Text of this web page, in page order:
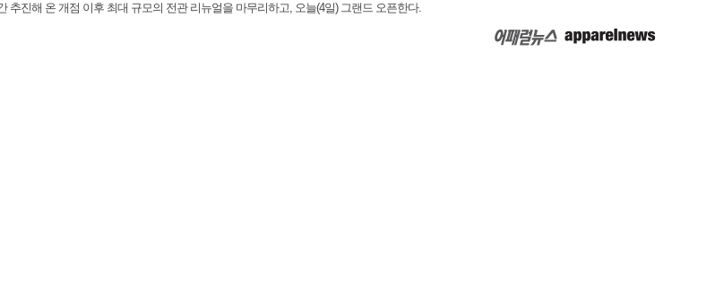
진해 온 개점 이후 최대 규모의 전관 리뉴얼을 마무리하고, 오늘(4일) 그랜드 오픈한다.